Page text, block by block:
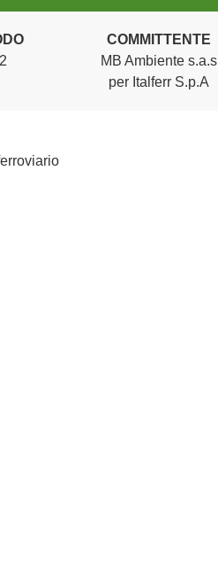
COMMITTENTE
MB Ambiente s.a.s
per Italferr S.p.A